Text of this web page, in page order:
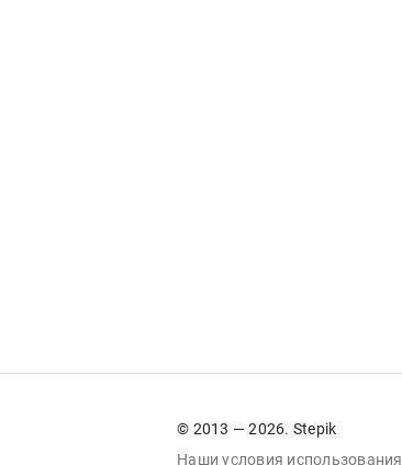
© 2013 — 2026. Stepik
Наши условия использования